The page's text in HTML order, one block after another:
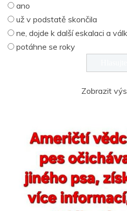
ano
už v podstatě skončila
ne, dojde k další eskalaci a
potáhne se roky
Zobrazit